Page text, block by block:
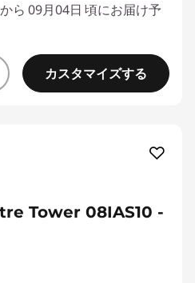
ら 09月04日 頃にお届け予
カスタマイズする
Tower 08IAS10 -